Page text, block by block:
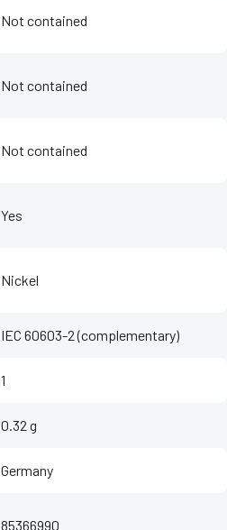
Not contained
Not contained
Not contained
Yes
Nickel
IEC 60603-2 (complementary)
1
0.32 g
Germany
85366990